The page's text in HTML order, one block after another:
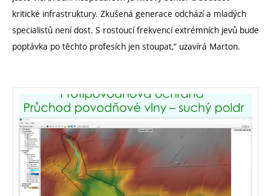
kritické infrastruktury. Zkušená generace odchází a mladých
specialistů není dost. S rostoucí frekvencí extrémních jevů bude
poptávka po těchto profesích jen stoupat,“ uzavírá Marton.